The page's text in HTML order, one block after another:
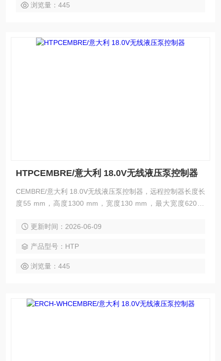
浏览量：445
HTPCEMBRE/意大利 18.0V无线液压泵控制器
CEMBRE/意大利 18.0V无线液压泵控制器，远程控制器长度长
度55 mm，高度1300 mm，宽度130 mm，最大宽度620 m
更新时间：2026-06-09
产品型号：HTP
浏览量：445